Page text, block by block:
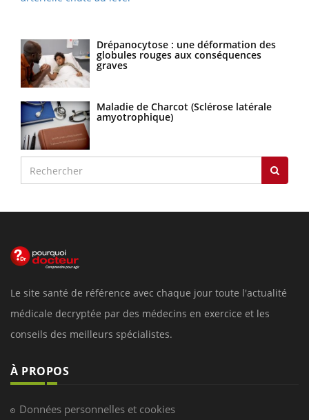
Drépanocytose : une déformation des
globules rouges aux conséquences
graves
Maladie de Charcot (Sclérose latérale
amyotrophique)
Le site santé de référence avec chaque jour toute l'actualité
médicale decryptée par des médecins en exercice et les
conseils des meilleurs spécialistes.
À PROPOS
Données personnelles et cookies